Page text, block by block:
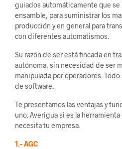
guiados automáticamente que se
ensamble, para suministrar los
producción y en general para
con diferentes automatismos.
Su razón de ser está fincada en
autónoma, sin necesidad de ser
manipulada por operadores.
de software.
Te presentamos las ventajas y
uno. Averigua si es la
necesita tu empresa.
1.- AGC